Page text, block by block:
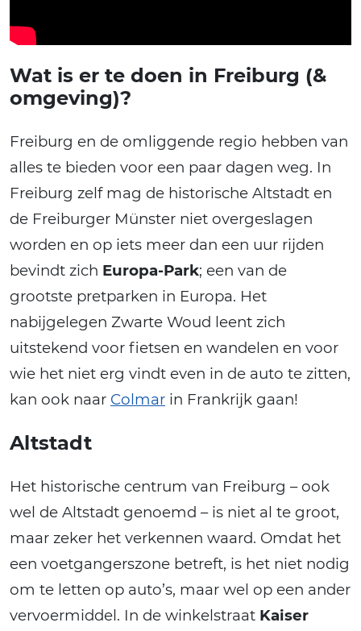
Wat is er te doen in Freiburg (&
omgeving)?
Freiburg en de omliggende regio hebben van
alles te bieden voor een paar dagen weg. In
Freiburg zelf mag de historische Altstadt en
de Freiburger Münster niet overgeslagen
worden en op iets meer dan een uur rijden
bevindt zich Europa-Park; een van de
grootste pretparken in Europa. Het
nabijgelegen Zwarte Woud leent zich
uitstekend voor fietsen en wandelen en voor
wie het niet erg vindt even in de auto te zitten,
kan ook naar Colmar in Frankrijk gaan!
Altstadt
Het historische centrum van Freiburg – ook
wel de Altstadt genoemd – is niet al te groot,
maar zeker het verkennen waard. Omdat het
een voetgangerszone betreft, is het niet nodig
om te letten op auto’s, maar wel op een ander
vervoermiddel. In de winkelstraat Kaiser